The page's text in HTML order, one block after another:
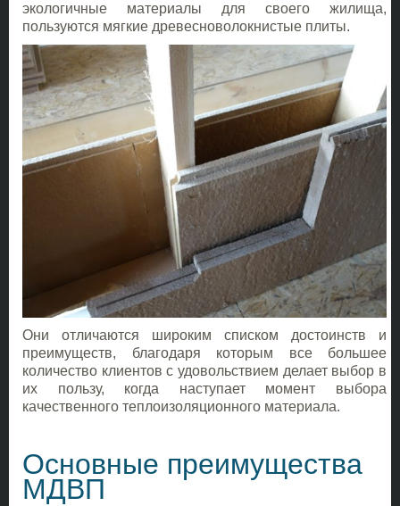
экологичные материалы для своего жилища,
пользуются мягкие древесноволокнистые плиты.
Они отличаются широким списком достоинств и
преимуществ, благодаря которым все большее
количество клиентов с удовольствием делает выбор в
их пользу, когда наступает момент выбора
качественного теплоизоляционного материала.
Основные преимущества
МДВП